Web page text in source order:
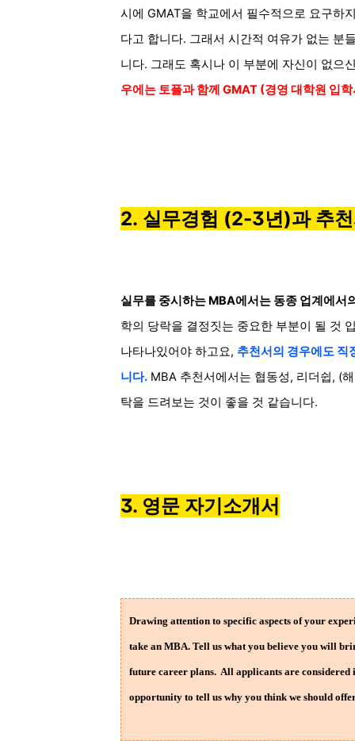
시에 GMAT을 학교에서 필수적으로 요구하
다고 합니다. 그래서 시간적 여유가 없는 분
니다. 그래도 혹시나 이 부분에 자신이 없으
우에는 토플과 함께 GMAT (경영 대학원 입
2. 실무경험 (2-3년)과 추
실무를 중시하는 MBA에서는 동종 업계에
학의 당락을 결정짓는 중요한 부분이 될 것
나타나있어야 하고요, 추천서의 경우에도 직
니다. MBA 추천서에서는 협동성, 리더쉽, (
탁을 드려보는 것이 좋을 것 같습니다.
3. 영문 자기소개서
Drawing attention to specific aspects of your
take an MBA. Tell us what you believe you will
future career plans. All applicants are considered
opportunity to tell us why you think we should